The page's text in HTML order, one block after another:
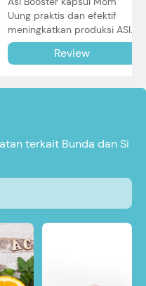
Uung praktis dan efektif
meningkatkan produksi ASI
Bunda untuk Si Kecil. Simak
review lengkapnya di sini.
Review
terkait Bunda dan Si